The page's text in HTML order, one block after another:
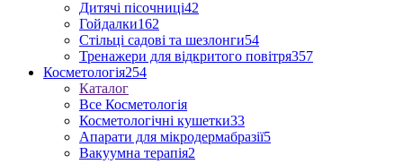
Дитячі пісочниці42
Гойдалки162
Стільці садові та шезлонги54
Тренажери для відкритого повітря357
Косметологія254
Каталог
Все Косметологія
Косметологічні кушетки33
Апарати для мікродермабразії5
Вакуумна терапія2